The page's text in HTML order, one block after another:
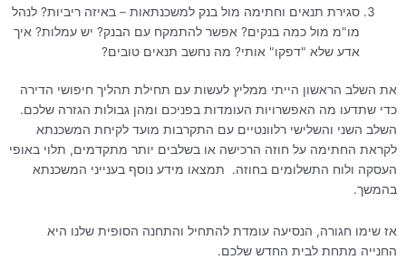
סגירת תנאים וחתימה מול בנק למשכנתאות – באיזה ריביות? לנהל
מו"מ מול כמה בנקים? אפשר להתמקח עם הבנק? יש עמלות? איך
אדע שלא "דפקו" אותי? מה נחשב תנאים טובים?
את השלב הראשון הייתי ממליץ לעשות עם תחילת תהליך חיפושי הדירה
כדי שתדעו מה האפשרויות העומדות בפניכם ומהן גבולות הגזרה שלכם.
השלב השני והשלישי רלוונטיים עם התקרבות מועד לקיחת המשכנתא
לקראת החתימה על חוזה הרכישה או בשלבים יותר מתקדמים, תלוי באופי
העסקה ולוח התשלומים בחוזה. תמצאו מידע נוסף בענייני המשכנתא
בהמשך.
אז שימו חגורה, הנסיעה עומדת להתחיל והתחנה הסופית שלנו היא
החנייה מתחת לבית החדש שלכם.